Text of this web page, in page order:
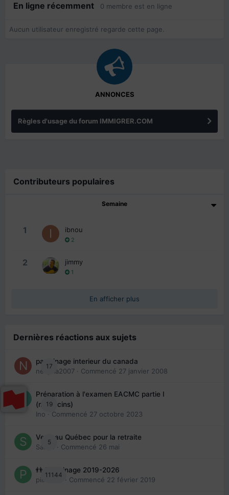
En ligne récemment 0 membre est en ligne
Aucun utilisateur enregistré regarde cette page.
ANNONCES
Règles d'usage du forum IMMIGRER.COM
Contributeurs populaires
Semaine
1 ibnou
2
2 jimmy
1
En afficher plus
Dernières réactions aux sujets
17
parrainage interieur du canada
nedjma2007 · Commencé 27 janvier 2008
19
Préparation à l'examen EACMC partie I
(médecins)
Ino · Commencé 27 octobre 2023
5
Venir au Québec pour la retraite
Sab74
· Commencé 26 mai
11144
👬 Parrainage 2019-2026
piinoush · Commencé 22 février 2019